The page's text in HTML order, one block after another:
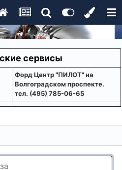
сервисы
Форд Центр "ПИЛОТ" на
Волгоградском проспекте.
тел. (495) 785-06-65